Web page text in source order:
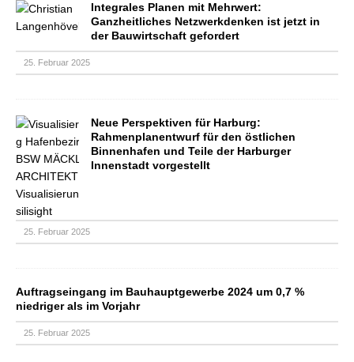
Integrales Planen mit Mehrwert:
Ganzheitliches Netzwerkdenken ist jetzt in
der Bauwirtschaft gefordert
25. Februar 2025
Neue Perspektiven für Harburg:
Rahmenplanentwurf für den östlichen
Binnenhafen und Teile der Harburger
Innenstadt vorgestellt
25. Februar 2025
Auftragseingang im Bauhauptgewerbe 2024 um 0,7 %
niedriger als im Vorjahr
25. Februar 2025